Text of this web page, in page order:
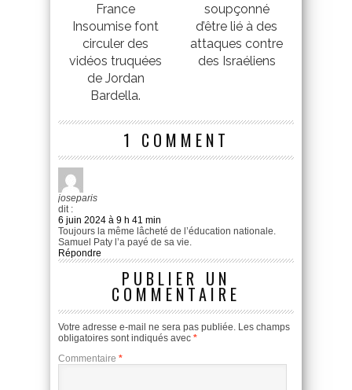
France
Insoumise font
circuler des
vidéos truquées
de Jordan
Bardella.
soupçonné
d’être lié à des
attaques contre
des Israéliens
1 COMMENT
joseparis
dit :
6 juin 2024 à 9 h 41 min
Toujours la même lâcheté de l’éducation nationale.
Samuel Paty l’a payé de sa vie.
Répondre
PUBLIER UN
COMMENTAIRE
Votre adresse e-mail ne sera pas publiée. Les champs
obligatoires sont indiqués avec *
Commentaire *